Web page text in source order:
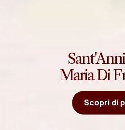
Maria Di
Scopri di